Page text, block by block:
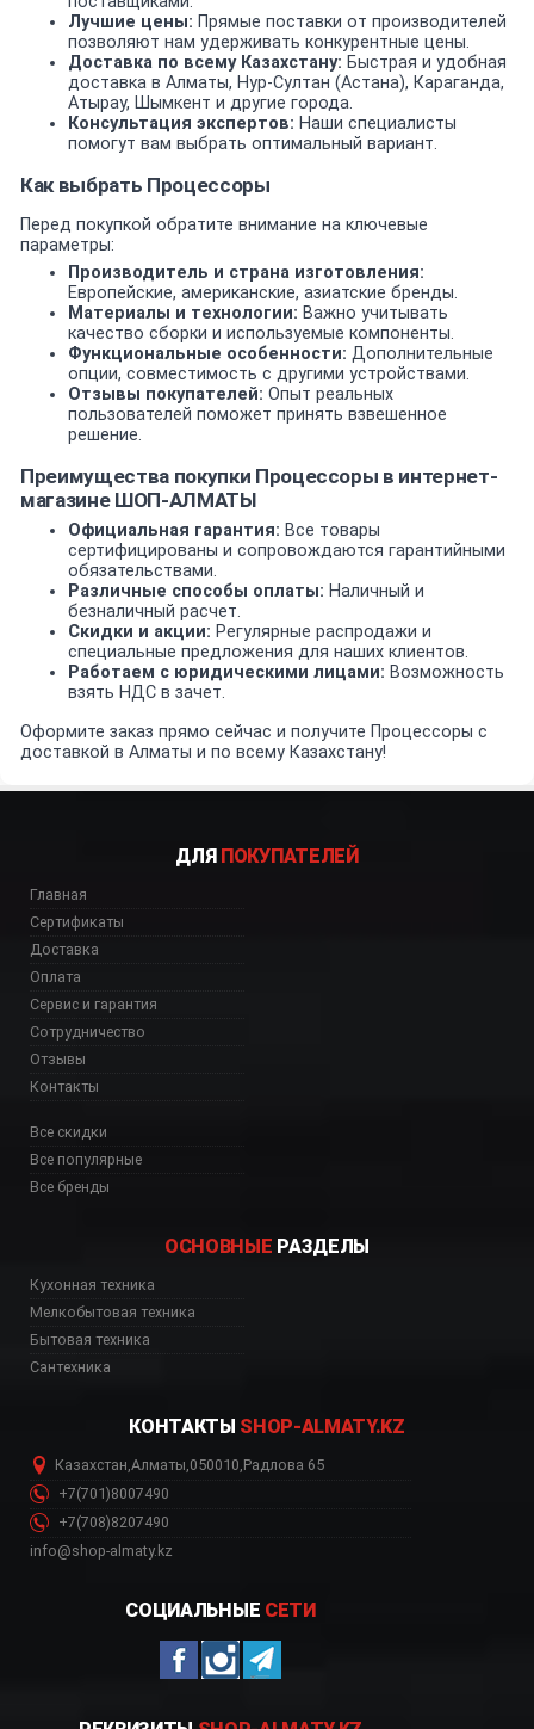
Лучшие цены: Прямые поставки от производителей
позволяют нам удерживать конкурентные цены.
Доставка по всему Казахстану: Быстрая и удобная
доставка в Алматы, Нур-Султан (Астана), Караганда,
Атырау, Шымкент и другие города.
Консультация экспертов: Наши специалисты
помогут вам выбрать оптимальный вариант.
Как выбрать Процессоры
Перед покупкой обратите внимание на ключевые
параметры:
Производитель и страна изготовления:
Европейские, американские, азиатские бренды.
Материалы и технологии: Важно учитывать
качество сборки и используемые компоненты.
Функциональные особенности: Дополнительные
опции, совместимость с другими устройствами.
Отзывы покупателей: Опыт реальных
пользователей поможет принять взвешенное
решение.
Преимущества покупки Процессоры в интернет-
магазине ШОП-АЛМАТЫ
Официальная гарантия: Все товары
сертифицированы и сопровождаются гарантийными
обязательствами.
Различные способы оплаты: Наличный и
безналичный расчет.
Скидки и акции: Регулярные распродажи и
специальные предложения для наших клиентов.
Работаем с юридическими лицами: Возможность
взять НДС в зачет.
Оформите заказ прямо сейчас и получите Процессоры с
доставкой в Алматы и по всему Казахстану!
цена, Астана,
ДЛЯ ПОКУПАТЕЛЕЙ
Главная
Сертификаты
Доставка
Оплата
Сервис и гарантия
Сотрудничество
Отзывы
Контакты
Все скидки
Все популярные
Все бренды
ОСНОВНЫЕ РАЗДЕЛЫ
Кухонная техника
Мелкобытовая техника
Бытовая техника
Сантехника
КОНТАКТЫ SHOP-ALMATY.KZ
Казахстан,Алматы,050010,Радлова 65
+7(701)8007490
+7(708)8207490
info@shop-almaty.kz
СОЦИАЛЬНЫЕ СЕТИ